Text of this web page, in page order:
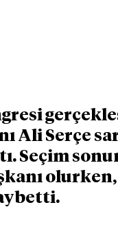
Ali Serçe
Seçim
olurken,